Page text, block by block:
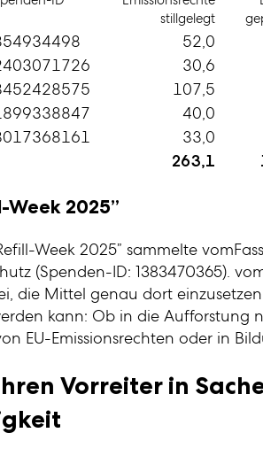
stillgelegt
52,0
30,6
107,5
40,0
33,0
263,1
Week 2025”
Week 2025” sammelte
(Spenden-ID: 1383470365).
die Mittel genau dort
kann: Ob in die Aufforstung
EU-Emissionsrechten oder in
Vorreiter in